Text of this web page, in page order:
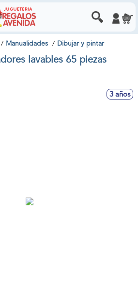
Manualidades Dibujar y pintar
lavables 65 piezas
3 años